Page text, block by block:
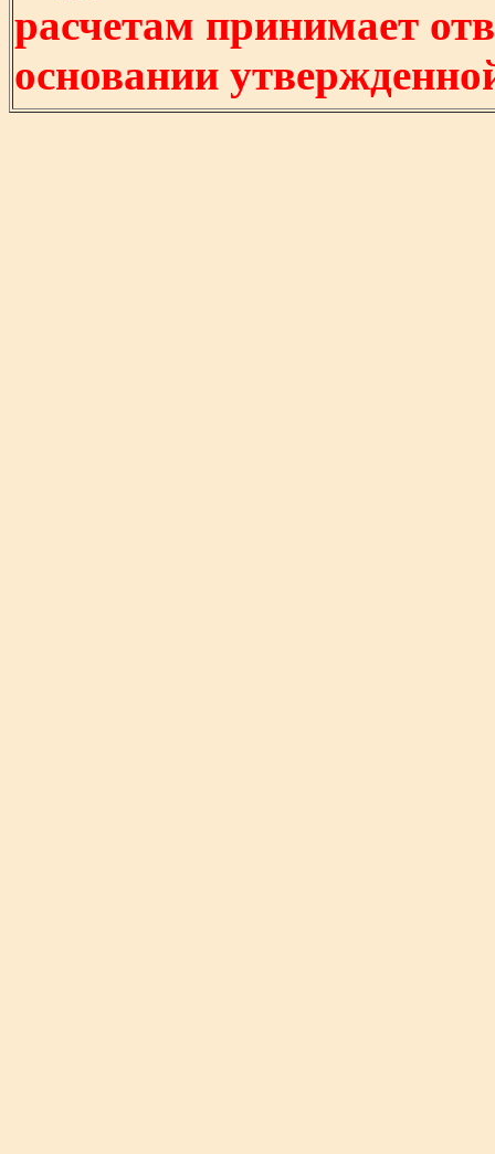
расчетам принимает
основании